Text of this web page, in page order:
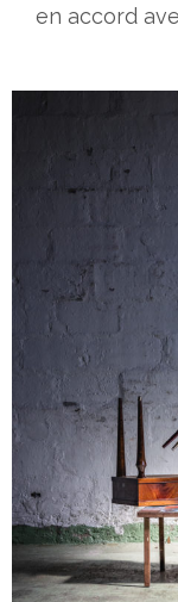
en accord